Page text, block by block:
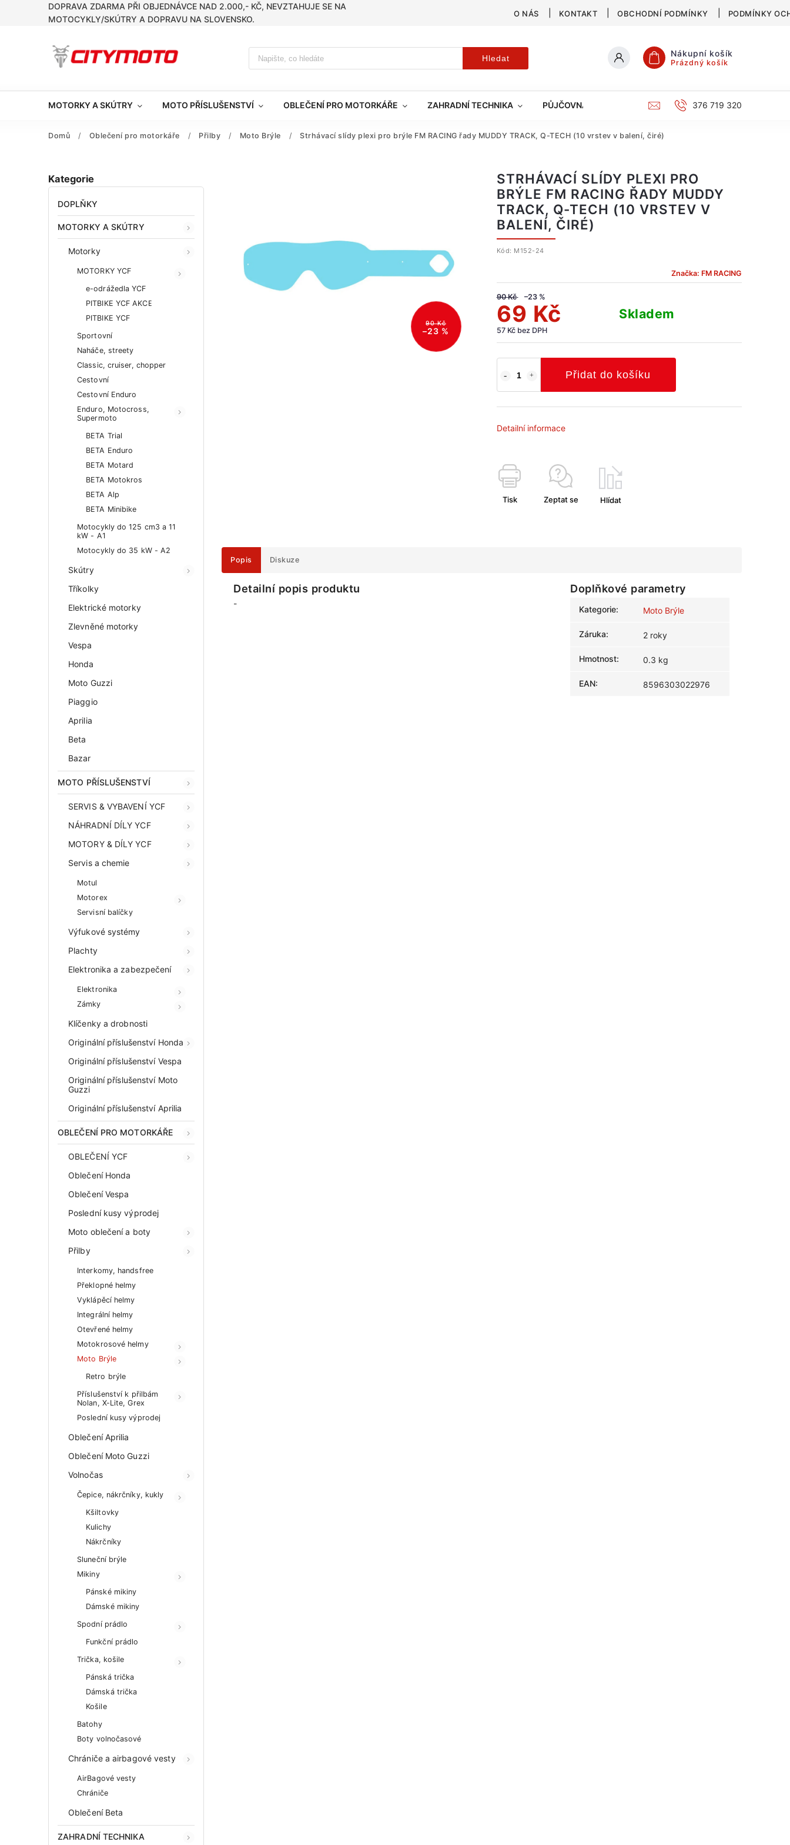
DOPRAVA ZDARMA PŘI OBJEDNÁVCE NAD 2.000,- KČ, NEVZTAHUJE SE NA
MOTOCYKLY/SKÚTRY A DOPRAVU NA SLOVENSKO.
O NÁS KONTAKT OBCHODNÍ PODMÍNKY PODMÍNKY
Hledat Nákupní košík
Prázdný košík
MOTORKY A SKÚTRY MOTO PŘÍSLUŠENSTVÍ OBLEČENÍ PRO MOTORKÁŘE ZAHRADNÍ TECHNIKA PŮJČOVNA KATALOG376 719 320
Domů / Oblečení pro motorkáře / Přilby / Moto Brýle / Strhávací slídy plexi pro brýle FM RACING řady MUDDY TRACK, Q-TECH (10 vrstev v balení, čiré)
Kategorie
DOPLŇKY
MOTORKY A SKÚTRY
Motorky
MOTORKY YCF
e-odrážedla YCF
PITBIKE YCF AKCE
PITBIKE YCF
Sportovní
Naháče, streety
Classic, cruiser, chopper
Cestovní
Cestovní Enduro
Enduro, Motocross,
Supermoto
BETA Trial
BETA Enduro
BETA Motard
BETA Motokros
BETA Alp
BETA Minibike
Motocykly do 125 cm3 a 11
kW - A1
Motocykly do 35 kW - A2
Skútry
Tříkolky
Elektrické motorky
Zlevněné motorky
Vespa
Honda
Moto Guzzi
Piaggio
Aprilia
Beta
Bazar
MOTO PŘÍSLUŠENSTVÍ
SERVIS & VYBAVENÍ YCF
NÁHRADNÍ DÍLY YCF
MOTORY & DÍLY YCF
Servis a chemie
Motul
Motorex
Servisní balíčky
Výfukové systémy
Plachty
Elektronika a zabezpečení
Elektronika
Zámky
Klíčenky a drobnosti
Originální příslušenství Honda
Originální příslušenství Vespa
Originální příslušenství Moto
Guzzi
Originální příslušenství Aprilia
OBLEČENÍ PRO MOTORKÁŘE
OBLEČENÍ YCF
Oblečení Honda
Oblečení Vespa
Poslední kusy výprodej
Moto oblečení a boty
Přilby
Interkomy, handsfree
Překlopné helmy
Vyklápěcí helmy
Integrální helmy
Otevřené helmy
Motokrosové helmy
Moto Brýle
Retro brýle
Příslušenství k přilbám
Nolan, X-Lite, Grex
Poslední kusy výprodej
Oblečení Aprilia
Oblečení Moto Guzzi
Volnočas
Čepice, nákrčníky, kukly
Kšiltovky
Kulichy
Nákrčníky
Sluneční brýle
Mikiny
Pánské mikiny
Dámské mikiny
Spodní prádlo
Funkční prádlo
Trička, košile
Pánská trička
Dámská trička
Košile
Batohy
Boty volnočasové
Chrániče a airbagové vesty
AirBagové vesty
Chrániče
Oblečení Beta
ZAHRADNÍ TECHNIKA
90 Kč
–23 %
STRHÁVACÍ SLÍDY PLEXI PRO
BRÝLE FM RACING ŘADY MUDDY
TRACK, Q-TECH (10 VRSTEV V
BALENÍ, ČIRÉ)
Kód: M152-24
Značka: FM RACING
90 Kč –23 %
69 Kč
57 Kč bez DPH
Skladem
Přidat do košíku
Detailní informace
Tisk Zeptat se Hlídat
Popis Diskuze
Detailní popis produktu
-
Doplňkové parametry
Kategorie: Moto Brýle
Záruka: 2 roky
Hmotnost: 0.3 kg
EAN: 8596303022976